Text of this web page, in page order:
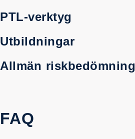
PTL-verktyg
Utbildningar
Allmän riskbedömning
FAQ